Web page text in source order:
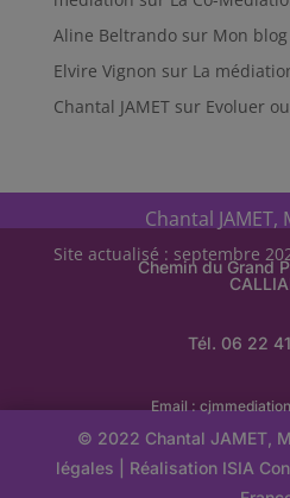
Aline Beltrandosur Mon
Elvire Vignon sur La
Chantal JAMETsur Evoluer
Chantal
Site actualisé : septembre
Chemin du Grand
Tél. 06 22
Email :
© 2022 Chantal JAMET,
légales | Réalisation ISIA